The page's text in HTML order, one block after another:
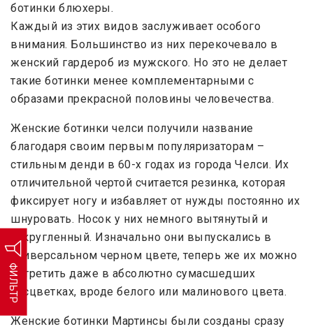
ФИЛЬТР
ботинки блюхеры.
Каждый из этих видов заслуживает особого
внимания. Большинство из них перекочевало в
женский гардероб из мужского. Но это не делает
такие ботинки менее комплементарными с
образами прекрасной половины человечества.
Женские ботинки челси получили название
благодаря своим первым популяризаторам –
стильным денди в 60-х годах из города Челси. Их
отличительной чертой считается резинка, которая
фиксирует ногу и избавляет от нужды постоянно их
шнуровать. Носок у них немного вытянутый и
закругленный. Изначально они выпускались в
универсальном черном цвете, теперь же их можно
встретить даже в абсолютно сумасшедших
расцветках, вроде белого или малинового цвета.
Женские ботинки Мартинсы были созданы сразу